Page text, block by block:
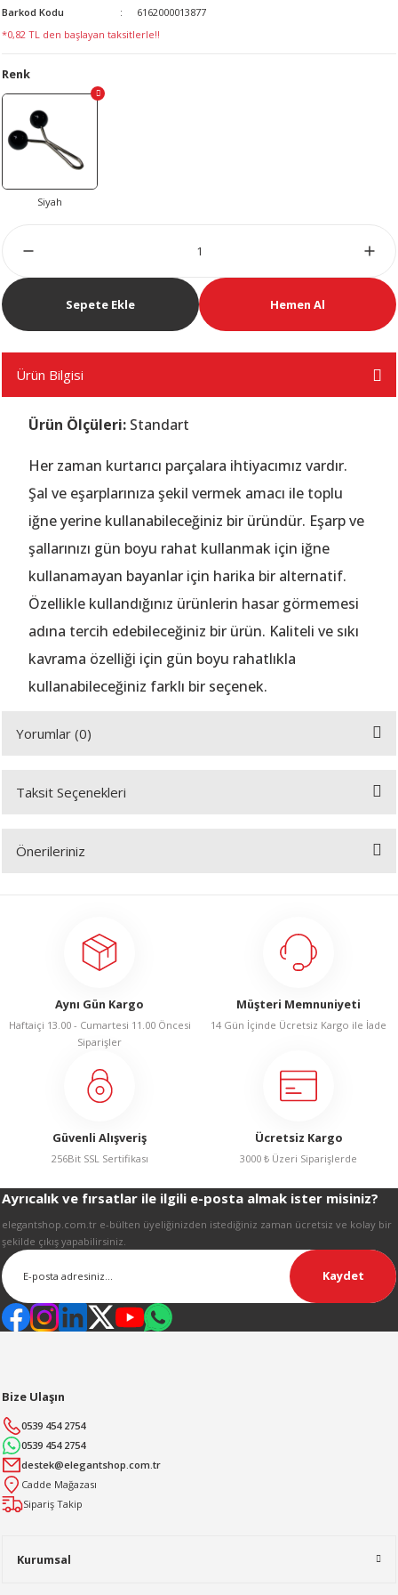
KENDİR İPİ
Barkod Kodu
6162000013877
*0,82 TL den başlayan taksitlerle!!
Renk
Sepete Ekle Hemen Al
Ürün Bilgisi
Ürün Ölçüleri: Standart
Her zaman kurtarıcı parçalara ihtiyacımız vardır.
Şal ve eşarplarınıza şekil vermek amacı ile toplu
iğne yerine kullanabileceğiniz bir üründür. Eşarp ve
şallarınızı gün boyu rahat kullanmak için iğne
kullanamayan bayanlar için harika bir alternatif.
Özellikle kullandığınız ürünlerin hasar görmemesi
adına tercih edebileceğiniz bir ürün. Kaliteli ve sıkı
kavrama özelliği için gün boyu rahatlıkla
kullanabileceğiniz farklı bir seçenek.
Yorumlar (0)
Bu ürüne ilk yorumu siz yapın!
Taksit Seçenekleri
Önerileriniz
Görüş ve önerileriniz için teşekkür ederiz.
Ürün açıklamasında eksik bilgiler bulunuyor.
Ürün bilgilerinde hatalar bulunuyor.
Ürün fiyatı diğer sitelerden daha pahalı.
Bu ürüne benzer farklı alternatifler olmalı.
Gönder
Aynı Gün Kargo
Haftaiçi 13.00 - Cumartesi 11.00 Öncesi
Siparişler
Müşteri Memnuniyeti
14 Gün İçinde Ücretsiz Kargo ile İade
Güvenli Alışveriş
256Bit SSL Sertifikası
Ücretsiz Kargo
3000 ₺ Üzeri Siparişlerde
Ayrıcalık ve fırsatlar ile ilgili e-posta almak ister misiniz?
elegantshop.com.tr e-bülten üyeliğinizden istediğiniz zaman ücretsiz ve kolay bir
şekilde çıkış yapabilirsiniz.
Kaydet
Kurumsal
Bize Ulaşın
0539 454 2754
0539 454 2754
destek@elegantshop.com.tr
Cadde Mağazası
Sipariş Takip